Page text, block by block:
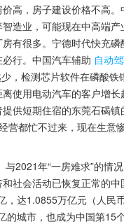
高，房子建设价格不高
造业，可能现在中高端
有很多。宁德时代快充
行。中国汽车辅助 自动
，检测芯片软件在磷酸
使用电动汽车的客户增
供短期住宿的东莞石碣
营都忙不过来，现在生意
2021年“一房难求”的情
社会活动已恢复正常的中
，达1.0855万亿元（人民
城市，也成为中国第15